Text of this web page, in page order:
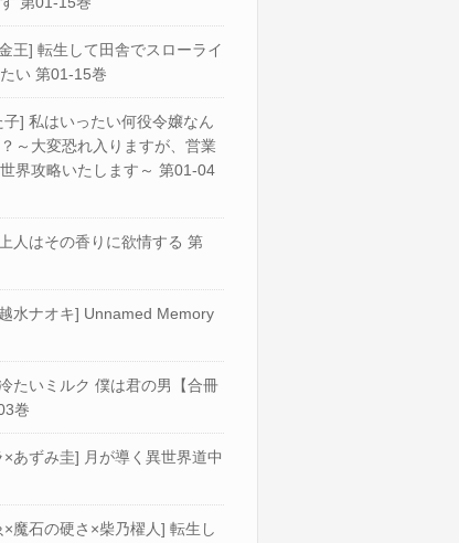
王] 転生して田舎でスローライ
い 第01-15巻
子] 私はいったい何役令嬢なん
～大変恐れ入りますが、営業
界攻略いたします～ 第01-04
人はその香りに欲情する 第
水ナオキ] Unnamed Memory
たいミルク 僕は君の男【合冊
巻
×あずみ圭] 月が導く異世界道中
×魔石の硬さ×柴乃櫂人] 転生し